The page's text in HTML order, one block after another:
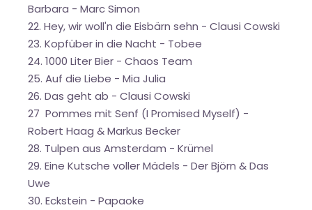
Barbara - Marc Simon
22. Hey, wir woll'n die Eisbärn sehn - Clausi Cowski
23. Kopfüber in die Nacht - Tobee
24. 1000 Liter Bier - Chaos Team
25. Auf die Liebe - Mia Julia
26. Das geht ab - Clausi Cowski
27 Pommes mit Senf (I Promised Myself) -
Robert Haag & Markus Becker
28. Tulpen aus Amsterdam - Krümel
29. Eine Kutsche voller Mädels - Der Björn & Das
Uwe
30. Eckstein - Papaoke